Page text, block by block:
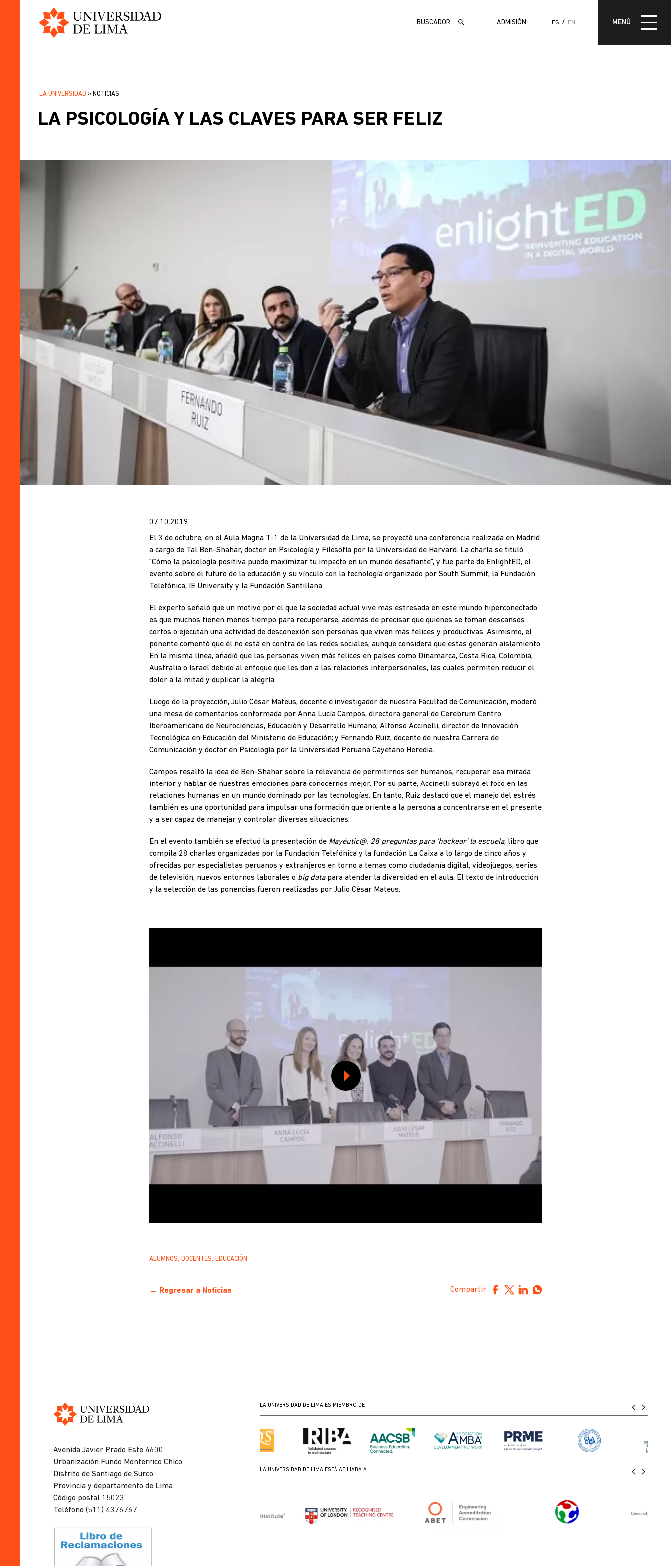
Buscar
MENÚ
ADMISIÓN ES EN MENÚ
SOBRESCRIBIR
ENLACES
AYUDA
LA UNIVERSIDAD NOTICIAS
LA PSICOLOGÍA Y LAS CLAVES PARA SER FELIZ
07.10.2019
El 3 de octubre, en el Aula Magna T-1 de la Universidad de Lima, se proyectó una conferencia realizada en Madrid
a cargo de Tal Ben-Shahar, doctor en Psicología y Filosofía por la Universidad de Harvard. La charla se tituló
“Cómo la psicología positiva puede maximizar tu impacto en un mundo desafiante”, y fue parte de EnlightED, el
evento sobre el futuro de la educación y su vínculo con la tecnología organizado por South Summit, la Fundación
Telefónica, IE University y la Fundación Santillana.
El experto señaló que un motivo por el que la sociedad actual vive más estresada en este mundo hiperconectado
es que muchos tienen menos tiempo para recuperarse, además de precisar que quienes se toman descansos
cortos o ejecutan una actividad de desconexión son personas que viven más felices y productivas. Asimismo, el
ponente comentó que él no está en contra de las redes sociales, aunque considera que estas generan aislamiento.
En la misma línea, añadió que las personas viven más felices en países como Dinamarca, Costa Rica, Colombia,
Australia o Israel debido al enfoque que les dan a las relaciones interpersonales, las cuales permiten reducir el
dolor a la mitad y duplicar la alegría.
Luego de la proyección, Julio César Mateus, docente e investigador de nuestra Facultad de Comunicación, moderó
una mesa de comentarios conformada por Anna Lucía Campos, directora general de Cerebrum Centro
Iberoamericano de Neurociencias, Educación y Desarrollo Humano; Alfonso Accinelli, director de Innovación
Tecnológica en Educación del Ministerio de Educación; y Fernando Ruiz, docente de nuestra Carrera de
Comunicación y doctor en Psicología por la Universidad Peruana Cayetano Heredia.
Campos resaltó la idea de Ben-Shahar sobre la relevancia de permitirnos ser humanos, recuperar esa mirada
interior y hablar de nuestras emociones para conocernos mejor. Por su parte, Accinelli subrayó el foco en las
relaciones humanas en un mundo dominado por las tecnologías. En tanto, Ruiz destacó que el manejo del estrés
también es una oportunidad para impulsar una formación que oriente a la persona a concentrarse en el presente
y a ser capaz de manejar y controlar diversas situaciones.
En el evento también se efectuó la presentación de Mayéutic@. 28 preguntas para 'hackear' la escuela, libro que
compila 28 charlas organizadas por la Fundación Telefónica y la fundación La Caixa a lo largo de cinco años y
ofrecidas por especialistas peruanos y extranjeros en torno a temas como ciudadanía digital, videojuegos, series
de televisión, nuevos entornos laborales o big datapara atender la diversidad en el aula. El texto de introducción
y la selección de las ponencias fueron realizadas por Julio César Mateus.
ALUMNOS, DOCENTES, EDUCACIÓN
Compartir
← Regresar a Noticias
Avenida Javier Prado Este 4600
Urbanización Fundo Monterrico Chico
Distrito de Santiago de Surco
Provincia y departamento de Lima
Código postal 15023
Teléfono (511) 4376767
LA UNIVERSIDAD DE LIMA ES MIEMBRO DE
LA UNIVERSIDAD DE LIMA ESTÁ AFILIADA A